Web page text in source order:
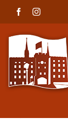
FacebookInstagram